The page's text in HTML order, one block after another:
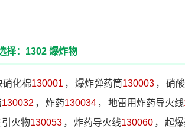
择：1302 爆炸物
硝化棉130001 ， 爆炸弹药筒130003 ， 硝
130032 ， 炸药130034 ， 地雷用炸药导火线
火物130053 ， 炸药导火线130060 ， 起爆